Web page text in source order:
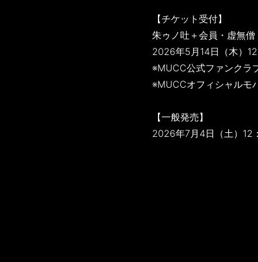
【チケット受付】
朱ゥノ吐＋会員・虚無
2026年5月14日（木）
※MUCC公式ファンクラ
※MUCCオフィシャルモ
【一般発売】
2026年7月4日（土）12